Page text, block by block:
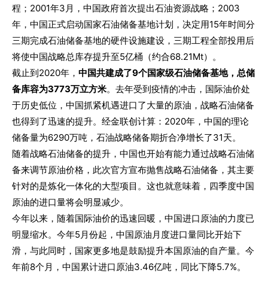
程；2001年3月，中国政府首次提出石油资源战略；2003
年，中国正式启动国家石油储备基地计划，决定用15年时间分
三期完成石油储备基地的硬件设施建设，三期工程全部投用后
将使中国战略总库存提升至5亿桶（约合68.21Mt）。
截止到2020年， 中国共建成了9个国家级石油储备基地，总储
备库容为3773万立方米。去年受到疫情的冲击，国际油价处
于历史低位，中国抓紧机遇进口了大量的原油，战略石油储备
也得到了迅速的提升。经金联创计算：2020年，中国的理论
储备量为6290万吨，石油战略储备期折合净增长了31天。
随着战略石油储备的提升，中国也开始有能力通过战略石油储
备来调节原油价格，此次官方宣布抛售战略石油储备，其主要
针对的是炼化一体化的大型项目。这也就意味着，四季度中国
原油的进口量将会明显减少。
今年以来，随着国际油价的迅速回暖，中国进口原油的力度已
明显缩水。今年5月份起，中国原油月度进口量同比开始下
滑，与此同时，国家更多地是鼓励提升本国原油的自产量。今
年前8个月，中国累计进口原油3.46亿吨，同比下降5.7%。